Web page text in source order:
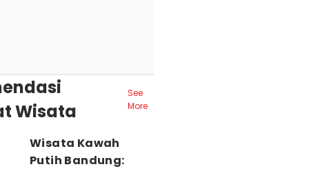
Wisata
See
More
Wisata Kawah
Putih Bandung: